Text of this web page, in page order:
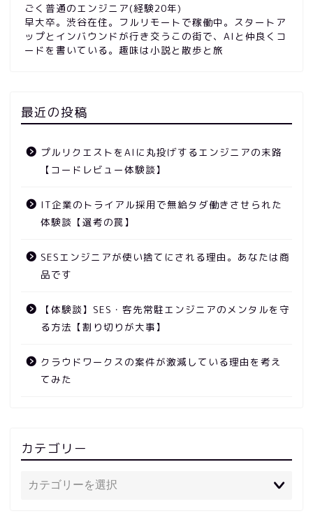
ごく普通のエンジニア(経験20年)
早大卒。渋谷在住。フルリモートで稼働中。スタートア
ップとインバウンドが行き交うこの街で、AIと仲良くコ
ードを書いている。趣味は小説と散歩と旅
最近の投稿
プルリクエストをAIに丸投げするエンジニアの末路
【コードレビュー体験談】
IT企業のトライアル採用で無給タダ働きさせられた
体験談【選考の罠】
SESエンジニアが使い捨てにされる理由。あなたは商
品です
【体験談】SES・客先常駐エンジニアのメンタルを守
る方法【割り切りが大事】
クラウドワークスの案件が激減している理由を考え
てみた
カテゴリー